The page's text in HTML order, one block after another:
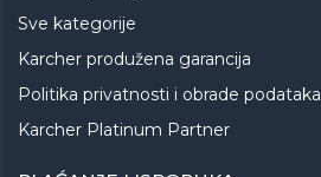
Sve kategorije
Karcher produžena garancija
Politika privatnosti i obrade podataka
Karcher Platinum Partner